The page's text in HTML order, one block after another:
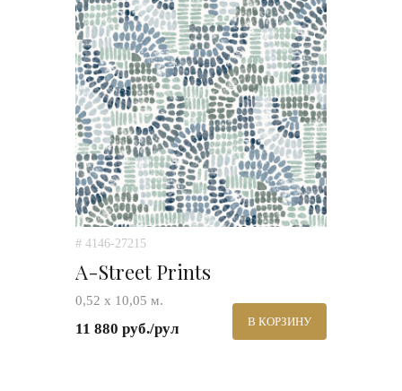
# 4146-27215
A-Street Prints
0,52 х 10,05 м.
11 880 руб./рул В КОРЗИНУ